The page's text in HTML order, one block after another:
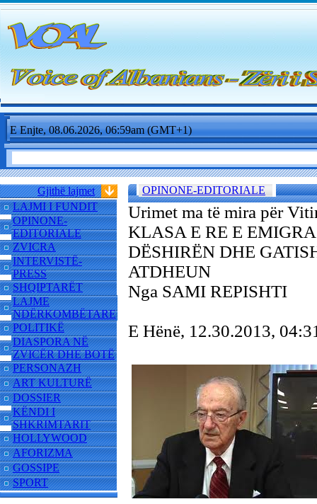
E Enjte, 08.06.2026, 06:59am (GMT+1)
Gjithë lajmet
LAJMI I FUNDIT
OPINONE-
EDITORIALE
ZVICRA
INTERVISTË-
PRESS
SHQIPTARËT
LAJME
NDËRKOMBËTARE
POLITIKË
DIASPORA NË
ZVICËR DHE BOTË
PERSONAZH
ART KULTURË
DOSSIER
KËNDI I
SHKRIMTARIT
HOLLYWOOD
AFORIZMA
GOSSIPE
SPORT
OPINONE-EDITORIALE
Urimet ma të mira për
KLASA E RE E
DËSHIRËN DHE
ATDHEUN
Nga SAMI REPISHTI
E Hënë, 12.30.2013,